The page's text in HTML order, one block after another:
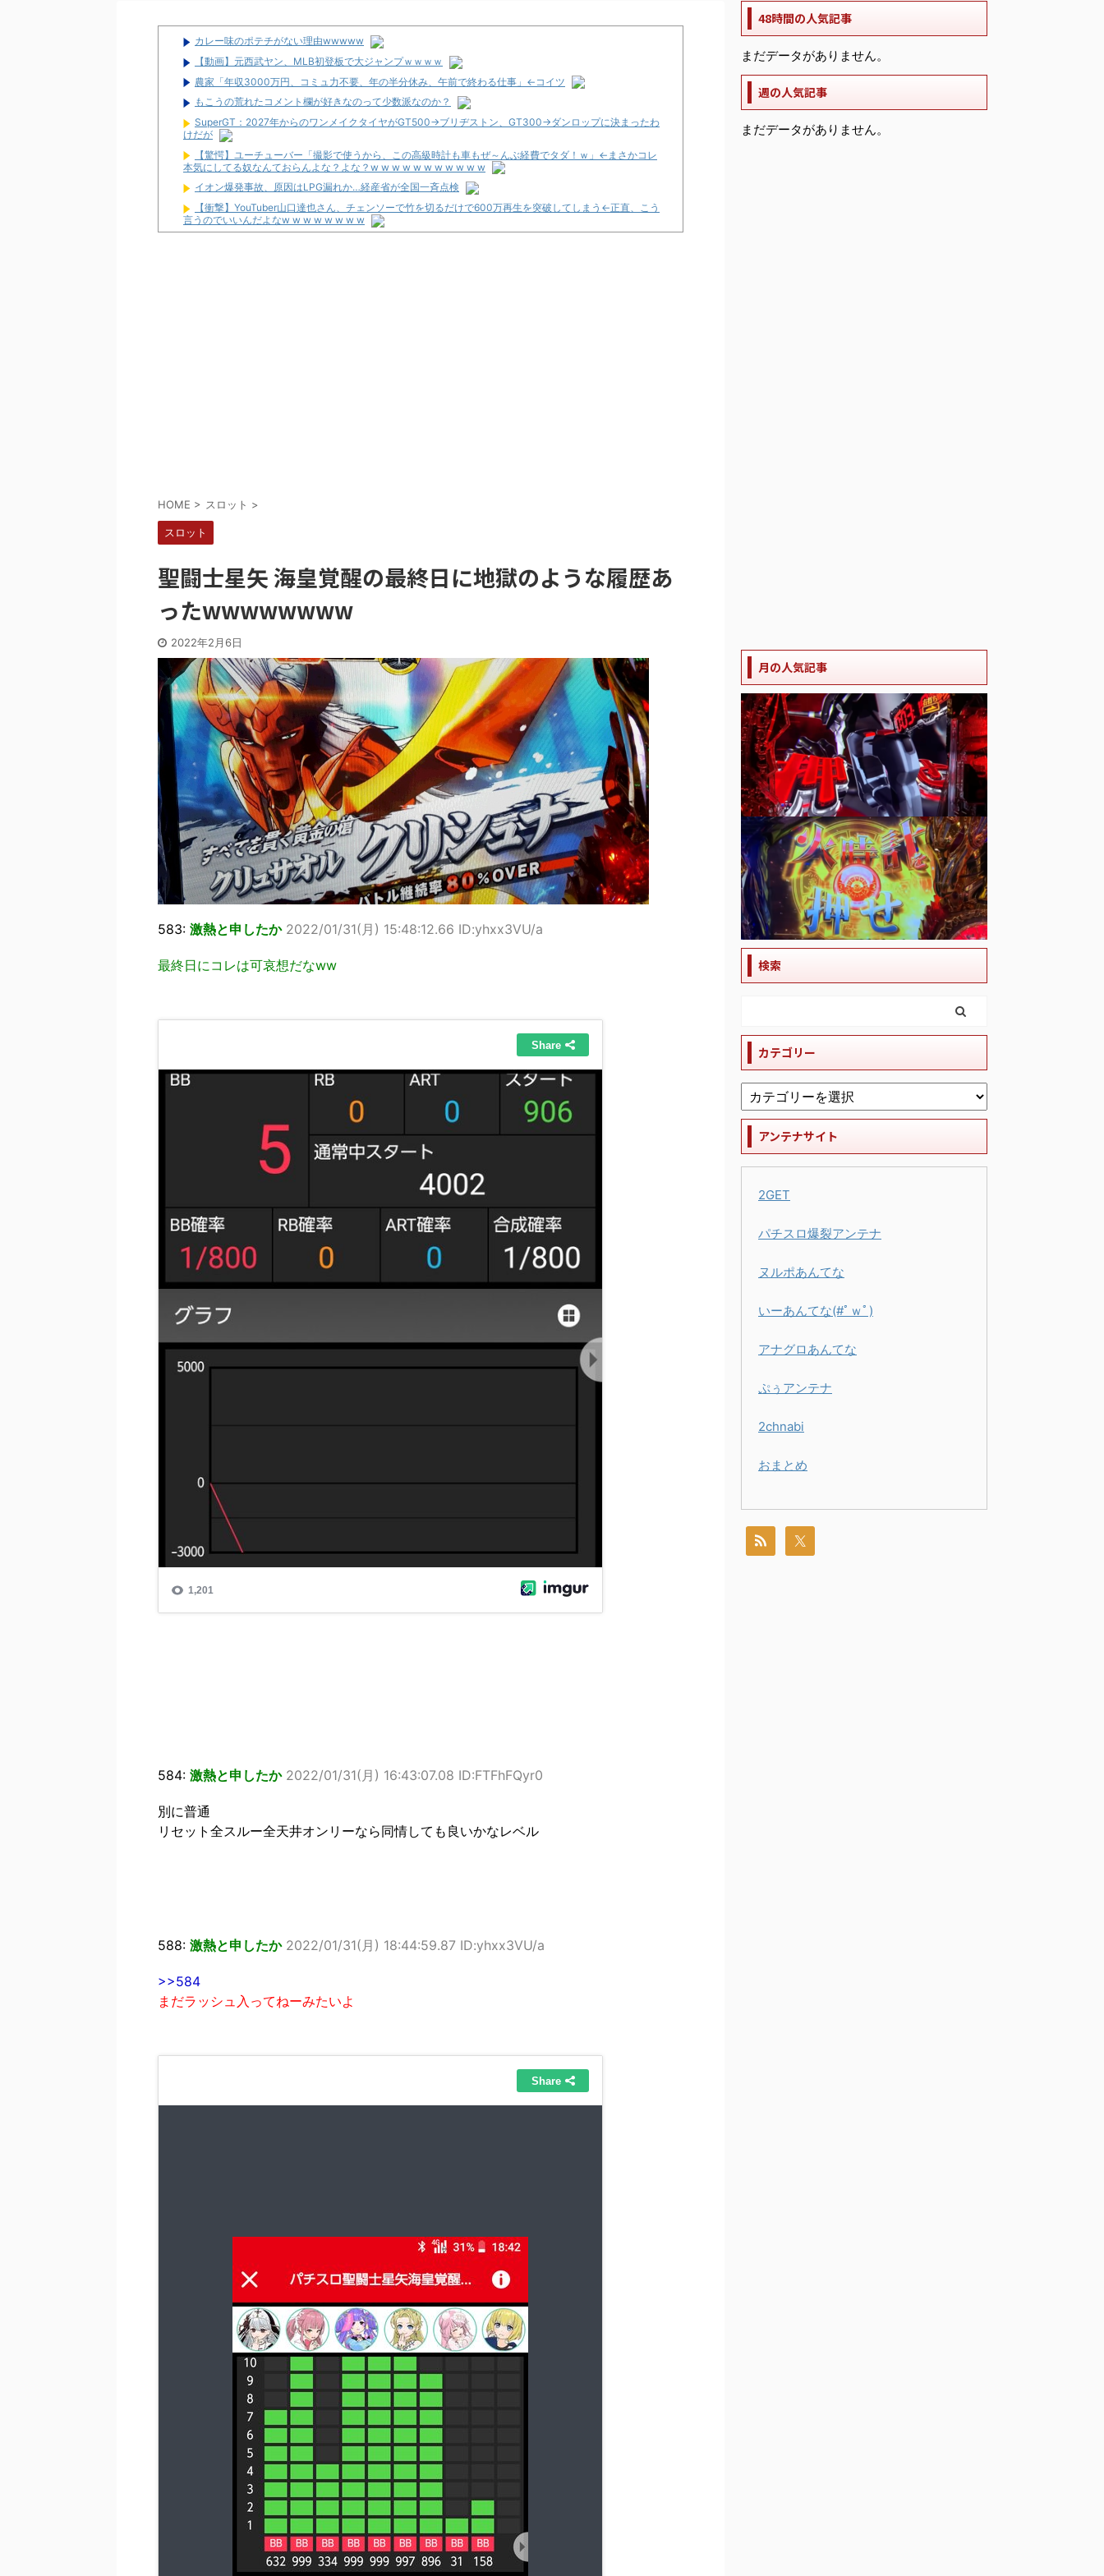
カレー味のポテチがない理由wwwww
【動画】元西武ヤン、MLB初登板で大ジャンプｗｗｗｗ
農家「年収3000万円、コミュ力不要、年の半分休み、午前で終わる仕事」←コイツ
もこうの荒れたコメント欄が好きなのって少数派なのか？
SuperGT：2027年からのワンメイクタイヤがGT500→ブリヂストン、GT300→ダンロップに決まったわ
けだが
【驚愕】ユーチューバー「撮影で使うから、この高級時計も車もぜ～んぶ経費でタダ！ｗ」←まさかコレ
本気にしてる奴なんておらんよな？よな？w w w w w w w w w w w
イオン爆発事故、原因はLPG漏れか…経産省が全国一斉点検
【衝撃】YouTuber山口達也さん、チェンソーで竹を切るだけで600万再生を突破してしまう←正直、こう
言うのでいいんだよなw w w w w w w w
HOME > スロット >
スロット
聖闘士星矢 海皇覚醒の最終日に地獄のような履歴あ
ったwwwwwwww
2022年2月6日
583: 激熱と申したか 2022/01/31(月) 15:48:12.66 ID:yhxx3VU/a
最終日にコレは可哀想だなww
584: 激熱と申したか 2022/01/31(月) 16:43:07.08 ID:FTFhFQyr0
別に普通
リセット全スルー全天井オンリーなら同情しても良いかなレベル
588: 激熱と申したか 2022/01/31(月) 18:44:59.87 ID:yhxx3VU/a
>>584
まだラッシュ入ってねーみたいよ
48時間の人気記事
まだデータがありません。
週の人気記事
まだデータがありません。
月の人気記事
検索
カテゴリー
アンテナサイト
2GET
パチスロ爆裂アンテナ
ヌルポあんてな
いーあんてな(#ﾟｗﾟ)
アナグロあんてな
ぷぅアンテナ
2chnabi
おまとめ